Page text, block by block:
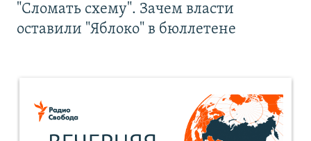
"Сломать схему". Зачем власти
оставили "Яблоко" в бюллетене